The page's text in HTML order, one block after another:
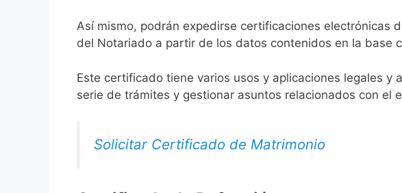
Así mismo, podrán expedirse certificaciones electrónicas
del Notariado a partir de los datos contenidos en la base
Este certificado tiene varios usos y aplicaciones legales
serie de trámites y gestionar asuntos relacionados con el
Solicitar Certificado de Matrimonio